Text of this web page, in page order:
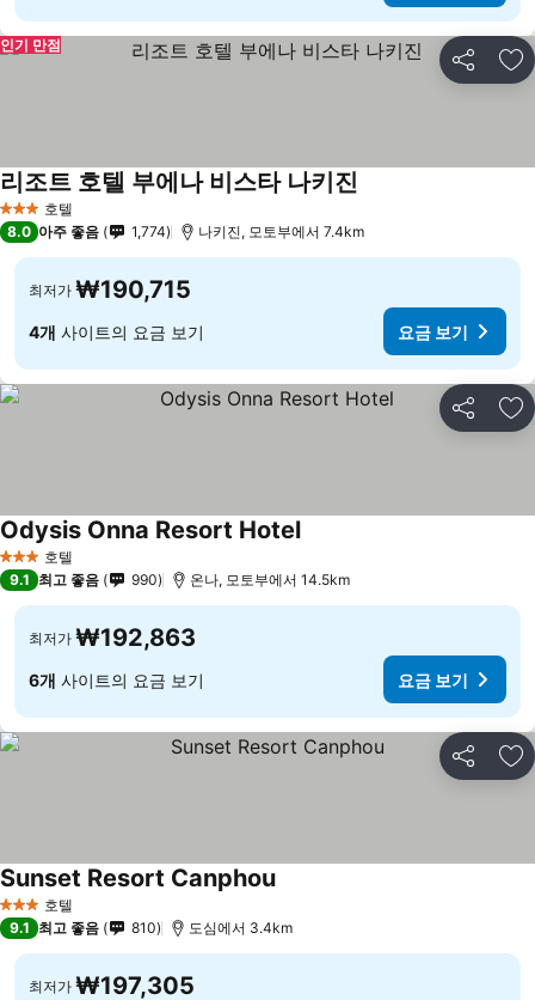
공유 즐
인기 만점
3 성급 호텔
리조트 호텔 부에나 비스타 나키진
8.0 아주 좋음 1,774 나키진, 모토부에서 7.4km
최저가 ₩190,715
4개 사이트의 요금 보기 요금 보기
공유 즐
3 성급 호텔
Odysis Onna Resort Hotel
9.1 최고 좋음 990 온나, 모토부에서 14.5km
최저가 ₩192,863
6개 사이트의 요금 보기 요금 보기
공유 즐
3 성급 호텔
Sunset Resort Canphou
9.1 최고 좋음 810 도심에서 3.4km
최저가 ₩197,305